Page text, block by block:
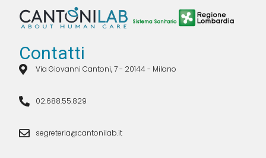
Contatti
Via Giovanni Cantoni, 7 - 20144 - Milano
02.688.55.829
segreteria@cantonilab.it